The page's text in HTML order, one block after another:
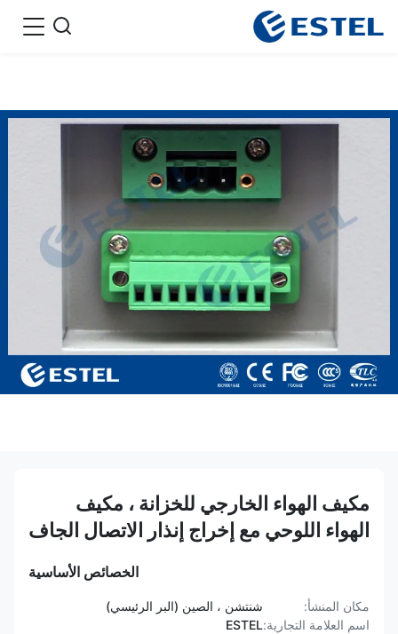
مكيف الهواء الخارجي للخزانة ، مكيف
الهواء اللوحي مع إخراج إنذار الاتصال الجاف
الخصائص الأساسية
مكان المنشأ:
شنتشن ، الصين (البر الرئيسي)
اسم العلامة التجارية:ESTEL